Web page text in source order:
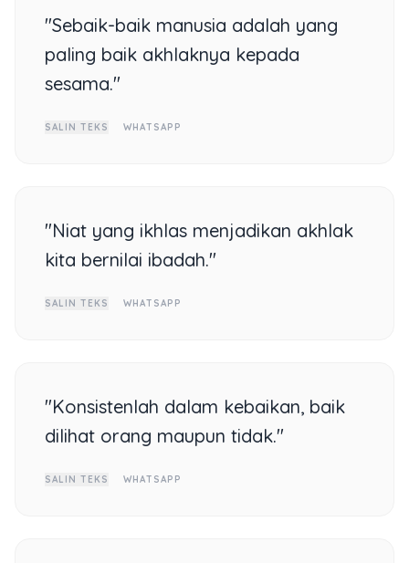
"Sebaik-baik manusia adalah yang
paling baik akhlaknya kepada
sesama."
SALIN TEKS WHATSAPP
"Niat yang ikhlas menjadikan akhlak
kita bernilai ibadah."
SALIN TEKS WHATSAPP
"Konsistenlah dalam kebaikan, baik
dilihat orang maupun tidak."
SALIN TEKS WHATSAPP